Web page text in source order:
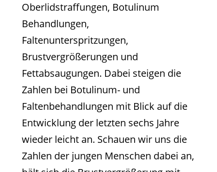
Oberlidstraffungen, Botulinum
Behandlungen,
Faltenunterspritzungen,
Brustvergrößerungen und
Fettabsaugungen. Dabei steigen die
Zahlen bei Botulinum- und
Faltenbehandlungen mit Blick auf die
Entwicklung der letzten sechs Jahre
wieder leicht an. Schauen wir uns die
Zahlen der jungen Menschen dabei an,